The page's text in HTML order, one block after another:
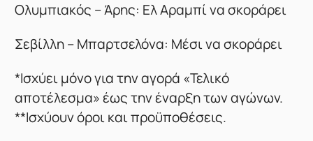
Ολυμπιακός – Άρης: Ελ Αραμπί να σκοράρει
Σεβίλλη – Μπαρτσελόνα: Μέσι να σκοράρει
*Ισχύει μόνο για την αγορά «Τελικό
αποτέλεσμα» έως την έναρξη των αγώνων.
**Ισχύουν όροι και προϋποθέσεις.